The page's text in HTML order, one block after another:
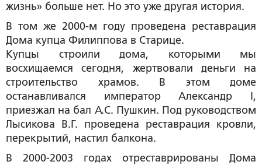
жизнь» больше нет. Но это уже другая история.
В том же 2000-м году проведена реставрация
Дома купца Филиппова в Старице.
Купцы строили дома, которыми мы
восхищаемся сегодня, жертвовали деньги на
строительство храмов. В этом доме
останавливался император Александр I,
приезжал на бал А.С. Пушкин. Под руководством
Лысикова В.Г. проведена реставрация кровли,
перекрытий, настил балкона.
В 2000-2003 годах отреставрированы Дома